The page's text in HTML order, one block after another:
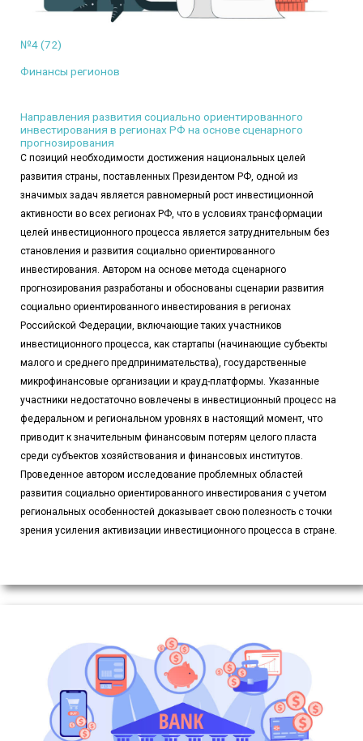
№4 (72)
Финансы регионов
Направления развития социально ориентированного
инвестирования в регионах РФ на основе сценарного
прогнозирования
С позиций необходимости достижения национальных целей
развития страны, поставленных Президентом РФ, одной из
значимых задач является равномерный рост инвестиционной
активности во всех регионах РФ, что в условиях трансформации
целей инвестиционного процесса является затруднительным без
становления и развития социально ориентированного
инвестирования. Автором на основе метода сценарного
прогнозирования разработаны и обоснованы сценарии развития
социально ориентированного инвестирования в регионах
Российской Федерации, включающие таких участников
инвестиционного процесса, как стартапы (начинающие субъекты
малого и среднего предпринимательства), государственные
микрофинансовые организации и крауд-платформы. Указанные
участники недостаточно вовлечены в инвестиционный процесс на
федеральном и региональном уровнях в настоящий момент, что
приводит к значительным финансовым потерям целого пласта
среди субъектов хозяйствования и финансовых институтов.
Проведенное автором исследование проблемных областей
развития социально ориентированного инвестирования с учетом
региональных особенностей доказывает свою полезность с точки
зрения усиления активизации инвестиционного процесса в стране.